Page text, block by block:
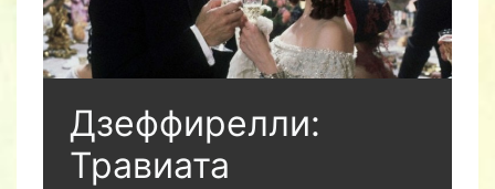
Дзеффирелли:
Травиата